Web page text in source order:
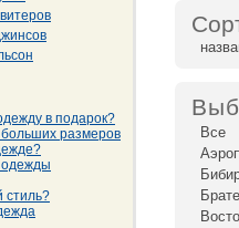
в подарок?
размеров
одежды
стиль?
Все